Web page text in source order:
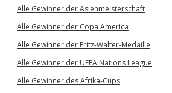
Alle Gewinner der Asienmeisterschaft
Alle Gewinner der Copa America
Alle Gewinner der Fritz-Walter-Medaille
Alle Gewinner der UEFA Nations League
Alle Gewinner des Afrika-Cups